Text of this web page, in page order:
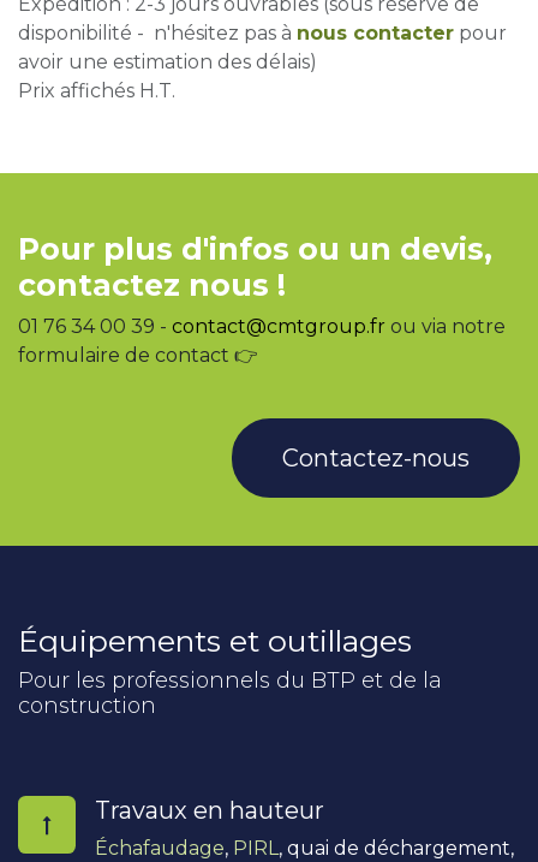
disponibilité - n'hésitez pas à nous contacter pour
avoir une estimation des délais)
Prix affichés H.T.
Pour plus d'infos ou un devis,
contactez nous !
01 76 34 00 39 - contact@cmtgroup.fr ou via notre
formulaire de contact 👉
Contactez-nous
Équipements et outillages
Pour les professionnels du BTP et de la
construction
Travaux en hauteur
Échafaudage, PIRL, quai de déchargement,